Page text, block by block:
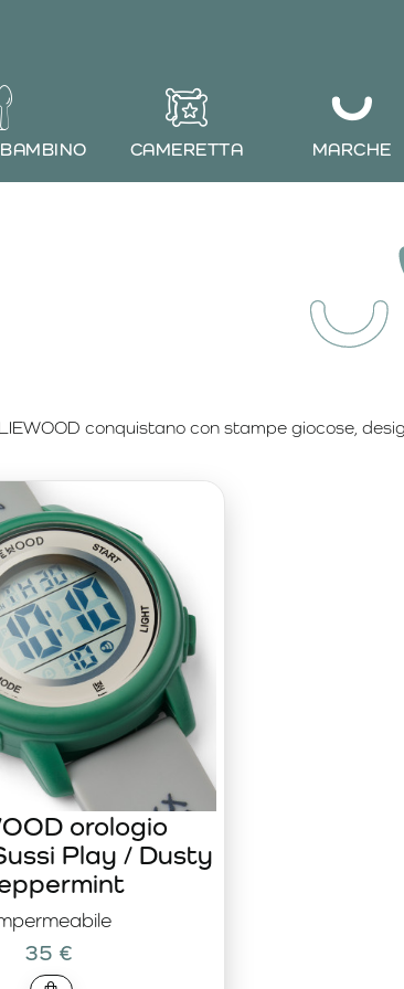
CAMERETTA MARCHE
conquistano con stampe giocose,
personalizzabili. La batteria sostituibile e il
orologio
Play / Dusty
35 €